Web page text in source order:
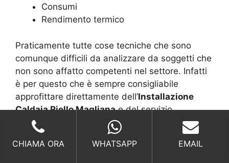
Consumi
Rendimento termico
Praticamente tutte cose tecniche che sono
comunque difficili da analizzare da soggetti che
non sono affatto competenti nel settore. Infatti
è per questo che è sempre consigliabile
approfittare direttamente dell’Installazione
Caldaia Riello Maglianae del servizio
connesso anche perché è totalmente gratuito.
Installazione Caldaia Riello Magliana,
CHIAMA ORA WHATSAPP EMAIL